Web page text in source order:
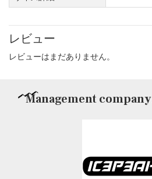
レビュー
レビューはまだありません。
Management company